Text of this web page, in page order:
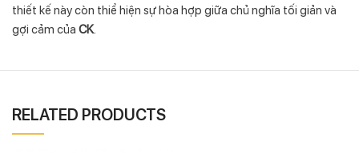
thiết kế này còn thiể hiện sự hòa hợp giữa chủ nghĩa tối giản và
gợi cảm của CK.
RELATED PRODUCTS